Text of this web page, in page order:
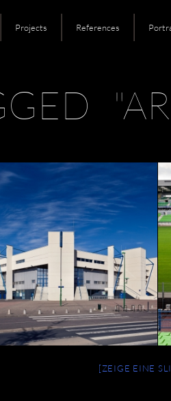
Projects References
[ZEIGE EINE